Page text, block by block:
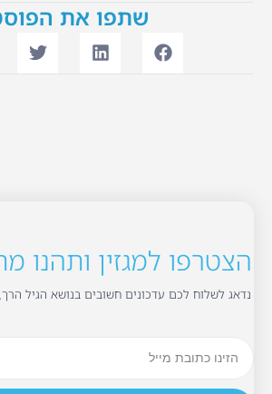
שתפו את
הצטרפו למגזין ותהנו
נדאג לשלוח לכם עדכונים חשובים בנושא הגיל